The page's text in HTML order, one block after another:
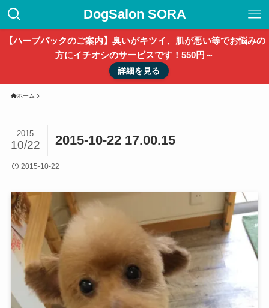
DogSalon SORA
【ハーブパックのご案内】臭いがキツイ、肌が悪い等でお悩みの
方にイチオシのサービスです！550円～
詳細を見る
ホーム
2015-10-22 17.00.15
2015
10/22
2015-10-22